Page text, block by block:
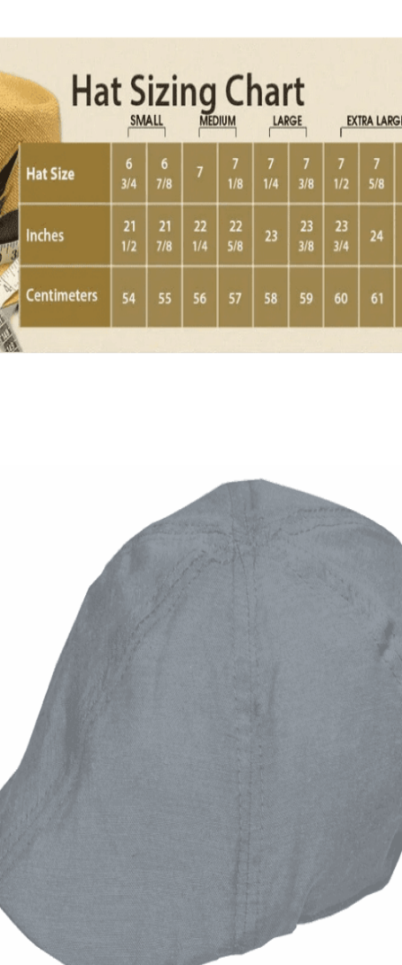
Εξαντλημένο
ΑΝΔΡΙΚΑ
Quick View
ΑΝΔΡΙΚΑ ΚΑΠΕΛΑ
Καλοκαιρινή τραγιάσκα Oxford